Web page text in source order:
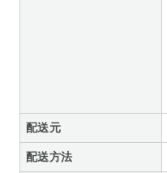
配送元
配送方法